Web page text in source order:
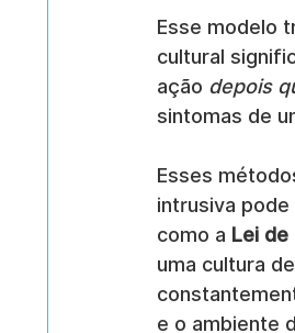
Esse modelo
cultural
ação depois
sintomas de
Esses
intrusiva
como a Lei de
uma cultura
e o ambiente